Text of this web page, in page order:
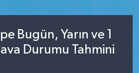
Bugün, Yarın ve 1
Durumu Tahmini